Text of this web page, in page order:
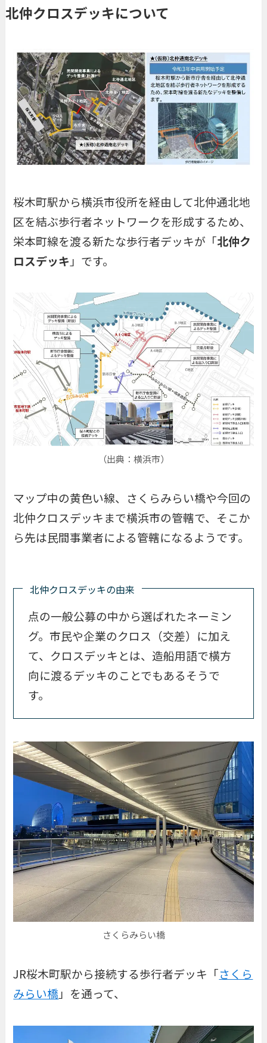
北仲クロスデッキについて
桜木町駅から横浜市役所を経由して北仲通北地
区を結ぶ歩行者ネットワークを形成するため、
栄本町線を渡る新たな歩行者デッキが「北仲ク
ロスデッキ 」です。
（出典：横浜市）
マップ中の黄色い線、さくらみらい橋や今回の
北仲クロスデッキまで横浜市の管轄で、そこか
ら先は民間事業者による管轄になるようです。
北仲クロスデッキの由来
点の一般公募の中から選ばれたネーミン
グ。市民や企業のクロス（交差）に加え
て、クロスデッキとは、造船用語で横方
向に渡るデッキのことでもあるそうで
す。
さくらみらい橋
JR桜木町駅から接続する歩行者デッキ「さくら
みらい橋」を通って、